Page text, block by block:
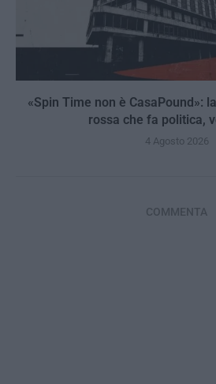
«Spin Time non è CasaPound»:
rossa che fa politica,
4 Agosto 2026
COMMENTA